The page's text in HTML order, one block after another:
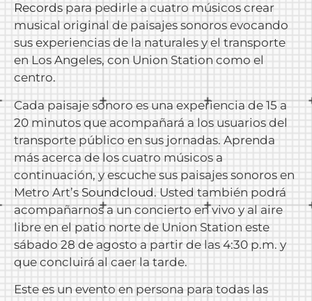
Records para pedirle a cuatro músicos crear
musical original de paisajes sonoros evocando
sus experiencias de la naturales y el transporte
en Los Angeles, con Union Station como el
centro.
Cada paisaje sonoro es una experiencia de 15 a
20 minutos que acompañará a los usuarios del
transporte público en sus jornadas. Aprenda
más acerca de los cuatro músicos a
continuación, y escuche sus paisajes sonoros en
Metro Art’s Soundcloud. Usted también podrá
acompañarnos a un concierto en vivo y al aire
libre en el patio norte de Union Station este
sábado 28 de agosto a partir de las 4:30 p.m. y
que concluirá al caer la tarde.
Este es un evento en persona para todas las